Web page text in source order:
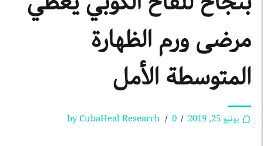
مرضى ورم الظهارة
المتوسطة الأمل
يونيو 25, 2019 by CubaHeal Research 0